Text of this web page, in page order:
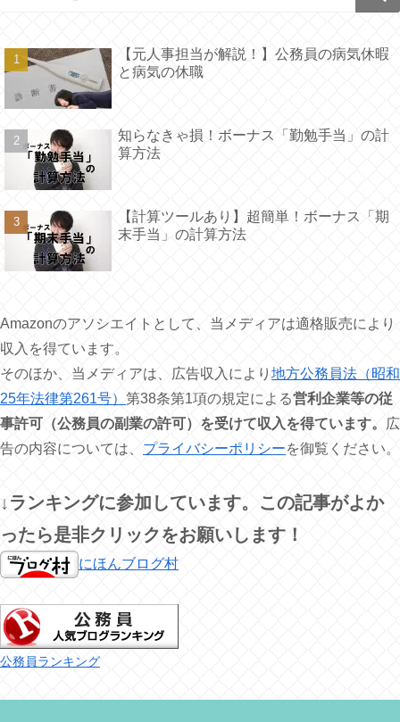
【元人事担当が解説！】公務員の病気休暇
と病気の休職
知らなきゃ損！ボーナス「勤勉手当」の計
算方法
【計算ツールあり】超簡単！ボーナス「期
末手当」の計算方法
Amazonのアソシエイトとして、当メディアは適格販売により
収入を得ています。
そのほか、当メディアは、広告収入により 地方公務員法（昭和
25年法律第261号） 第38条第1項の規定による営利企業等の従
事許可（公務員の副業の許可）を受けて収入を得ています。
広
告の内容については、 プライバシーポリシーを御覧ください。
↓ランキングに参加しています。この記事がよか
ったら是非クリックをお願いします！
にほんブログ村
公務員ランキング